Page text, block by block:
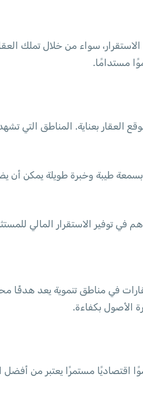
للمستثمرين والمشترين العقاريين في 2024 هو تحقيق
مستدامًا.
العقار بعناية. المناطق التي
بسمعة طيبة وخبرة طويلة يمكن أن
توفير الاستقرار المالي
الأصول بكفاءة.
اقتصاديًا مستمرًا يعتبر من